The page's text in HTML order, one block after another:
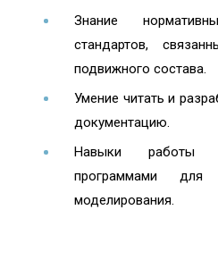
Знание
стандартов,
подвижного состава.
Умение читать и
документацию.
Навыки работы
программами для
моделирования.